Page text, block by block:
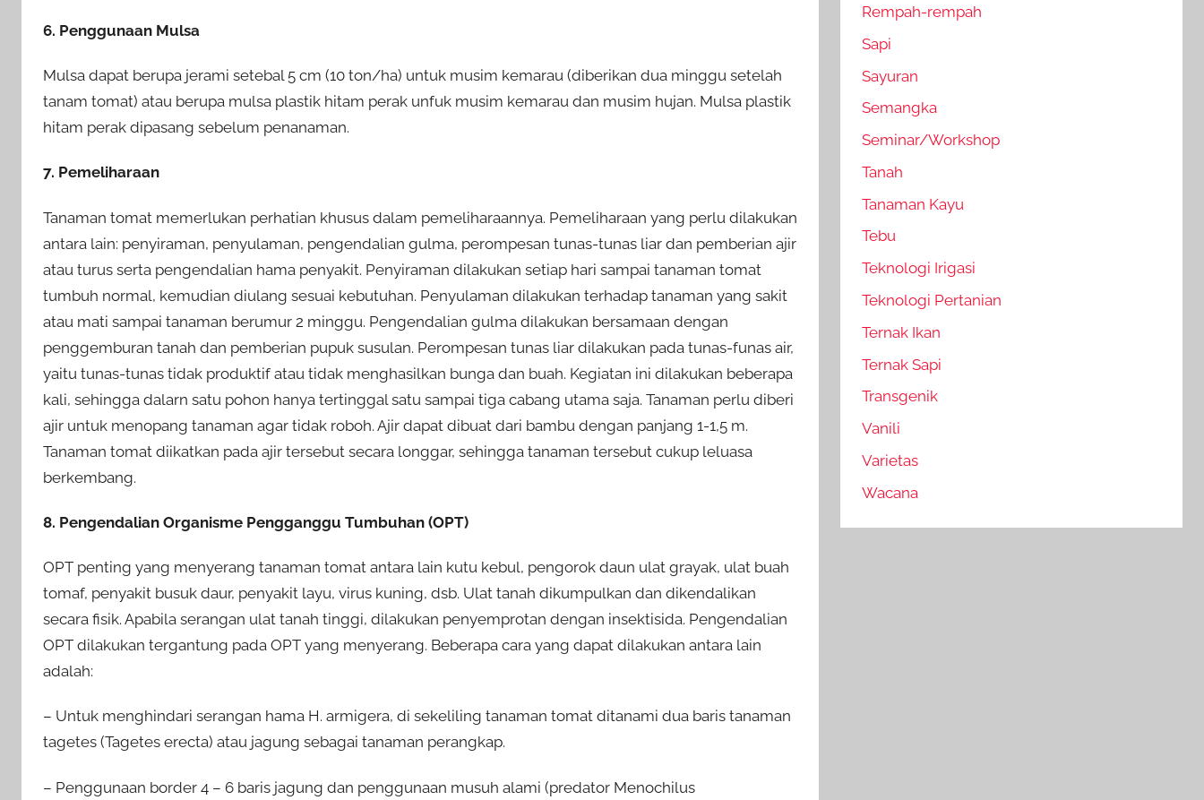
6. Penggunaan Mulsa
Mulsa dapat berupa jerami setebal 5 cm (10 ton/ha) untuk musim kemarau (diberikan dua minggu setelah
tanam tomat) atau berupa mulsa plastik hitam perak unfuk musim kemarau dan musim hujan. Mulsa plastik
hitam perak dipasang sebelum penanaman.
7. Pemeliharaan
Tanaman tomat memerlukan perhatian khusus dalam pemeliharaannya. Pemeliharaan yang perlu dilakukan
antara lain: penyiraman, penyulaman, pengendalian gulma, perompesan tunas-tunas liar dan pemberian ajir
atau turus serta pengendalian hama penyakit. Penyiraman dilakukan setiap hari sampai tanaman tomat
tumbuh normal, kemudian diulang sesuai kebutuhan. Penyulaman dilakukan terhadap tanaman yang sakit
atau mati sampai tanaman berumur 2 minggu. Pengendalian gulma dilakukan bersamaan dengan
penggemburan tanah dan pemberian pupuk susulan. Perompesan tunas liar dilakukan pada tunas-funas air,
yaitu tunas-tunas tidak produktif atau tidak menghasilkan bunga dan buah. Kegiatan ini dilakukan beberapa
kali, sehingga dalarn satu pohon hanya tertinggal satu sampai tiga cabang utama saja. Tanaman perlu diberi
ajir untuk menopang tanaman agar tidak roboh. Ajir dapat dibuat dari bambu dengan panjang 1-1,5 m.
Tanaman tomat diikatkan pada ajir tersebut secara longgar, sehingga tanaman tersebut cukup leluasa
berkembang.
8. Pengendalian Organisme Pengganggu Tumbuhan (OPT)
OPT penting yang menyerang tanaman tomat antara lain kutu kebul, pengorok daun ulat grayak, ulat buah
tomaf, penyakit busuk daur, penyakit layu, virus kuning, dsb. Ulat tanah dikumpulkan dan dikendalikan
secara fisik. Apabila serangan ulat tanah tinggi, dilakukan penyemprotan dengan insektisida. Pengendalian
OPT dilakukan tergantung pada OPT yang menyerang. Beberapa cara yang dapat dilakukan antara lain
adalah:
– Untuk menghindari serangan hama H. armigera, di sekeliling tanaman tomat ditanami dua baris tanaman
tagetes (Tagetes erecta) atau jagung sebagai tanaman perangkap.
– Penggunaan border 4 – 6 baris jagung dan penggunaan musuh alami (predator Menochilus
Rempah-rempah
Sapi
Sayuran
Semangka
Seminar/Workshop
Tanah
Tanaman Kayu
Tebu
Teknologi Irigasi
Teknologi Pertanian
Ternak Ikan
Ternak Sapi
Transgenik
Vanili
Varietas
Wacana